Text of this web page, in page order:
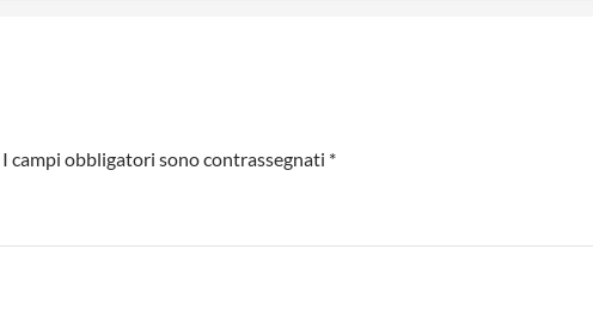
I campi obbligatori sono contrassegnati *